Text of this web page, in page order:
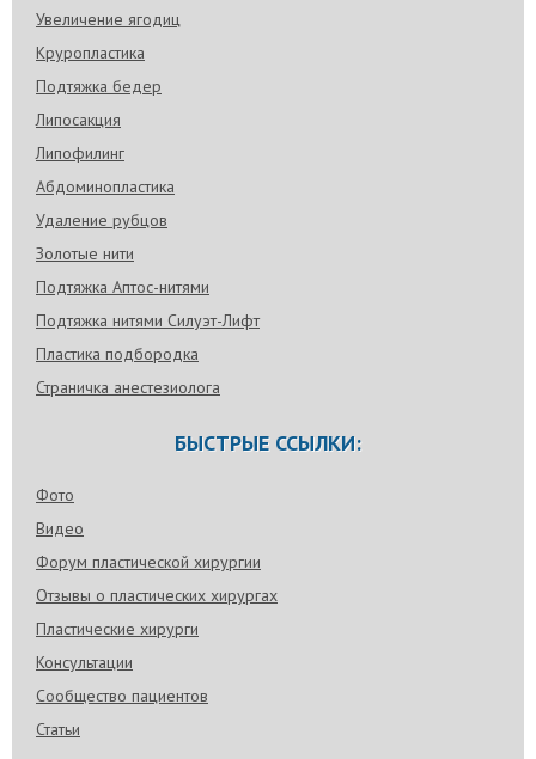
Увеличение ягодиц
Круропластика
Подтяжка бедер
Липосакция
Липофилинг
Абдоминопластика
Удаление рубцов
Золотые нити
Подтяжка Аптос-нитями
Подтяжка нитями Силуэт-Лифт
Пластика подбородка
Страничка анестезиолога
БЫСТРЫЕ ССЫЛКИ:
Фото
Видео
Форум пластической хирургии
Отзывы о пластических хирургах
Пластические хирурги
Консультации
Сообщество пациентов
Статьи